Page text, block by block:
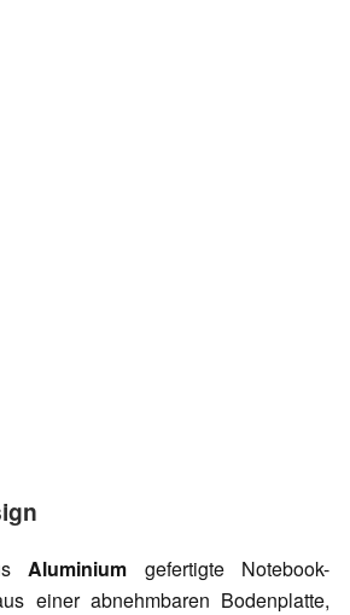
Aluminium gefertigte Notebook-
einer abnehmbaren Bodenplatte,